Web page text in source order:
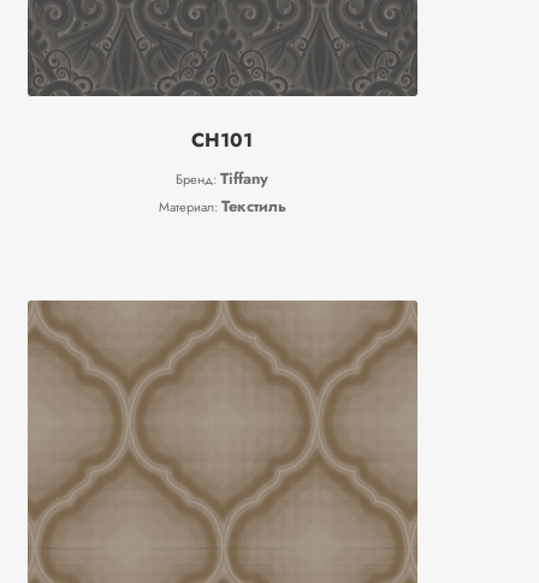
CH101
Бренд:Tiffany
Материал: Текстиль